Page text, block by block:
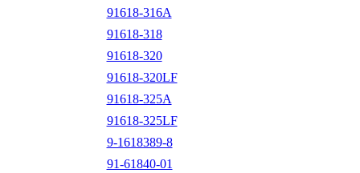
91618-316A
91618-318
91618-320
91618-320LF
91618-325A
91618-325LF
9-1618389-8
91-61840-01